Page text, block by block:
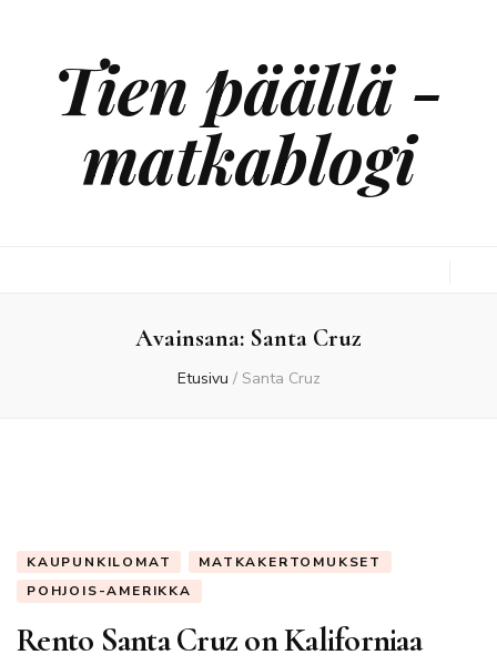
Tien päällä -
matkablogi
Avainsana: Santa Cruz
Etusivu / Santa Cruz
KAUPUNKILOMAT
MATKAKERTOMUKSET
POHJOIS-AMERIKKA
Rento Santa Cruz on Kaliforniaa